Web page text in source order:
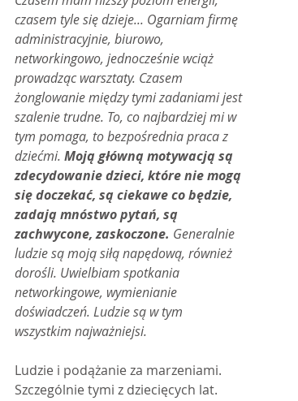
czasem tyle się dzieje... Ogarniam firmę
administracyjnie, biurowo,
networkingowo, jednocześnie wciąż
prowadząc warsztaty. Czasem
żonglowanie między tymi zadaniami jest
szalenie trudne. To, co najbardziej mi w
tym pomaga, to bezpośrednia praca z
dziećmi. Moją główną motywacją są
zdecydowanie dzieci, które nie mogą
się doczekać, są ciekawe co będzie,
zadają mnóstwo pytań, są
zachwycone, zaskoczone. Generalnie
ludzie są moją siłą napędową, również
dorośli. Uwielbiam spotkania
networkingowe, wymienianie
doświadczeń. Ludzie są w tym
wszystkim najważniejsi.
Ludzie i podążanie za marzeniami.
Szczególnie tymi z dziecięcych lat.